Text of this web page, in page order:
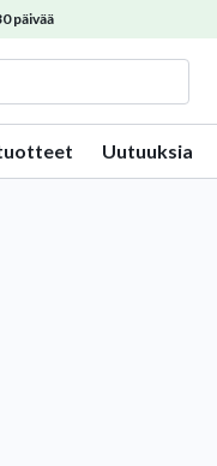
päivää
Uutuuksia